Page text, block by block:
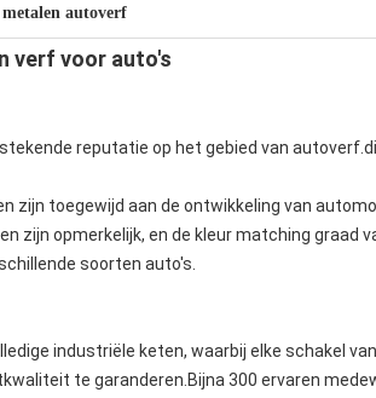
metalen autoverf
verf voor auto's
reputatie op het gebied van
zijn toegewijd aan de ontwikkeling van
opmerkelijk, en de kleur matching graad
soorten auto's.
industriële keten, waarbij elke schakel
te garanderen.Bijna 300 ervaren